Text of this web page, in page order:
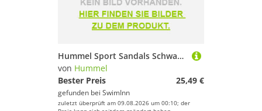
Hummel Sport Sandals Schwarz EU 26 Kinder
von Hummel
Bester Preis
25,49 €
gefunden bei SwimInn
zuletzt überprüft am 09.08.2026 um 00:10; der